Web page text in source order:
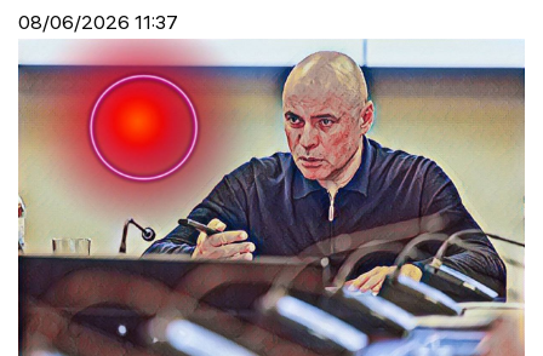
08/06/2026 11:37